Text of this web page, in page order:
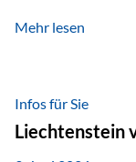
dieser Ehrung ist
analysiert und
Auswahl der
am Markt. Für uns
Mehr lesen
Infos für Sie
Liechtenstein